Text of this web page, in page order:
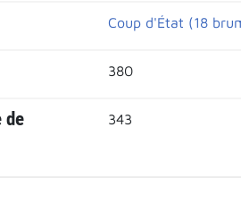
Coup d'État (18
380
de 343